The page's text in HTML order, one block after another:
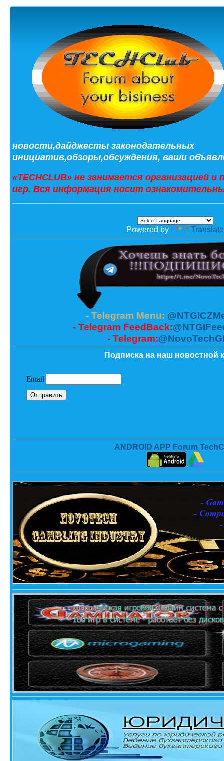
новости,дайджесты законодательных
инициатив,обзоры,обсуждения, ваши
«TECHCLUB» не занимается организацией
игр. Вся информация носит
Powered by Translate
- Telegram Menu:
- Telegram FeedBack:
- Telegram:
Подписка на наш новостной
ANDROID APP Forum